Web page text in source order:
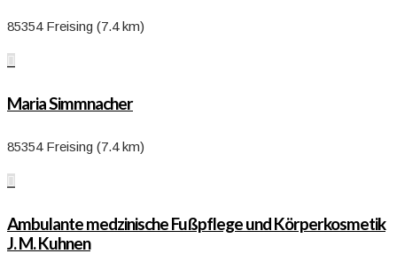
85354 Freising (7.4 km)

Maria Simmnacher
85354 Freising (7.4 km)

Ambulante medzinische Fußpflege und Körperkosmetik
J. M. Kuhnen